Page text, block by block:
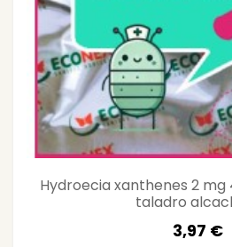
Hydroecia xanthenes 2
taladro
3,97 €